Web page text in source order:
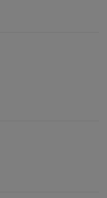
る場合がございま